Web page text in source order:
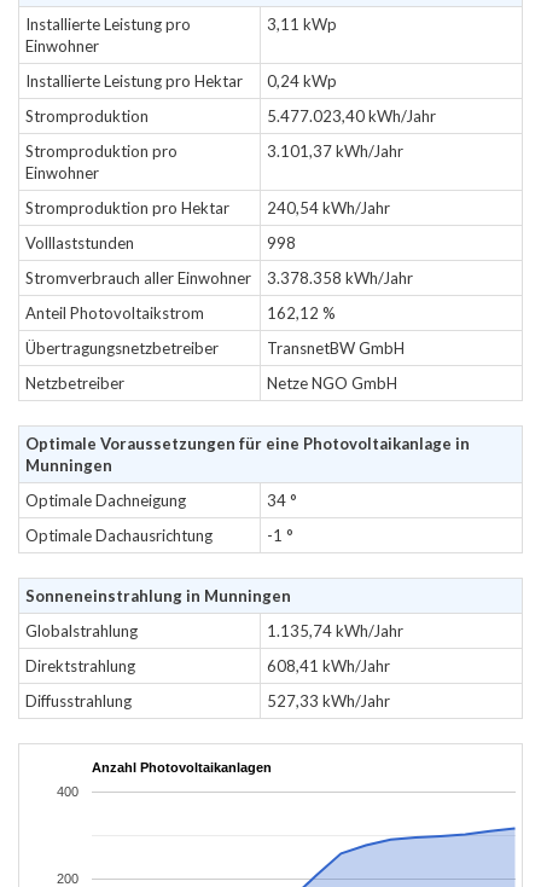
Installierte Leistung pro
Einwohner
3,11 kWp
Installierte Leistung pro Hektar
0,24 kWp
Stromproduktion
5.477.023,40 kWh/Jahr
Stromproduktion pro
Einwohner
3.101,37 kWh/Jahr
Stromproduktion pro Hektar
240,54 kWh/Jahr
Volllaststunden
998
Stromverbrauch aller Einwohner
3.378.358 kWh/Jahr
Anteil Photovoltaikstrom
162,12 %
Übertragungsnetzbetreiber
TransnetBW GmbH
Netzbetreiber
Netze NGO GmbH
Optimale Voraussetzungen für eine Photovoltaikanlage in
Munningen
Optimale Dachneigung
34 °
Optimale Dachausrichtung
-1 °
Sonneneinstrahlung in Munningen
Globalstrahlung
1.135,74 kWh/Jahr
Direktstrahlung
608,41 kWh/Jahr
Diffusstrahlung
527,33 kWh/Jahr
Anzahl Photovoltaikanlagen
200
400